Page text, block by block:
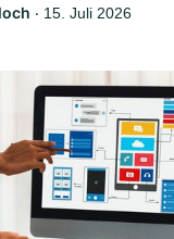
‧ 15. Juli 2026